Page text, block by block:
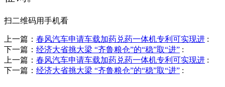
扫二维码用手机看
上一篇： 春风汽车申请车载加药兑药一体机专利可实现进 :
下一篇： 经济大省挑大梁 “齐鲁粮仓”的“稳”取“进” :
上一篇： 春风汽车申请车载加药兑药一体机专利可实现进 :
下一篇： 经济大省挑大梁 “齐鲁粮仓”的“稳”取“进” :